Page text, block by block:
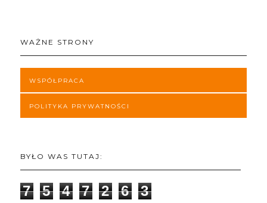
WAŻNE STRONY
WSPÓŁPRACA
POLITYKA PRYWATNOŚCI
BYŁO WAS TUTAJ:
7 5 4 7 2 6 3